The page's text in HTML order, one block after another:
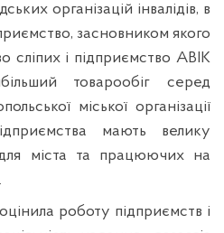
організацій інвалідів, в
засновником якого
сліпих і підприємство АВІК
товарообіг серед
міської організації
мають велику
для міста та працюючих на
роботу підприємств і